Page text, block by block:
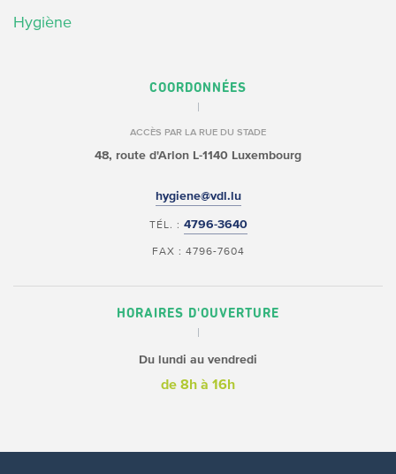
Hygiène
COORDONNÉES
ACCÈS PAR LA RUE DU STADE
48, route d'Arlon L-1140 Luxembourg
hygiene@vdl.lu
TÉL. : 4796-3640
FAX : 4796-7604
HORAIRES D'OUVERTURE
Du lundi au vendredi
de 8h à 16h